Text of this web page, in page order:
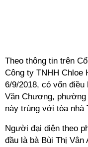
Theo thông tin trên
Công ty TNHH Chloe
6/9/2018, có vốn
Văn Chương,
này trùng với tòa nhà
Người đại diện theo
đầu là bà Bùi Thị Vân